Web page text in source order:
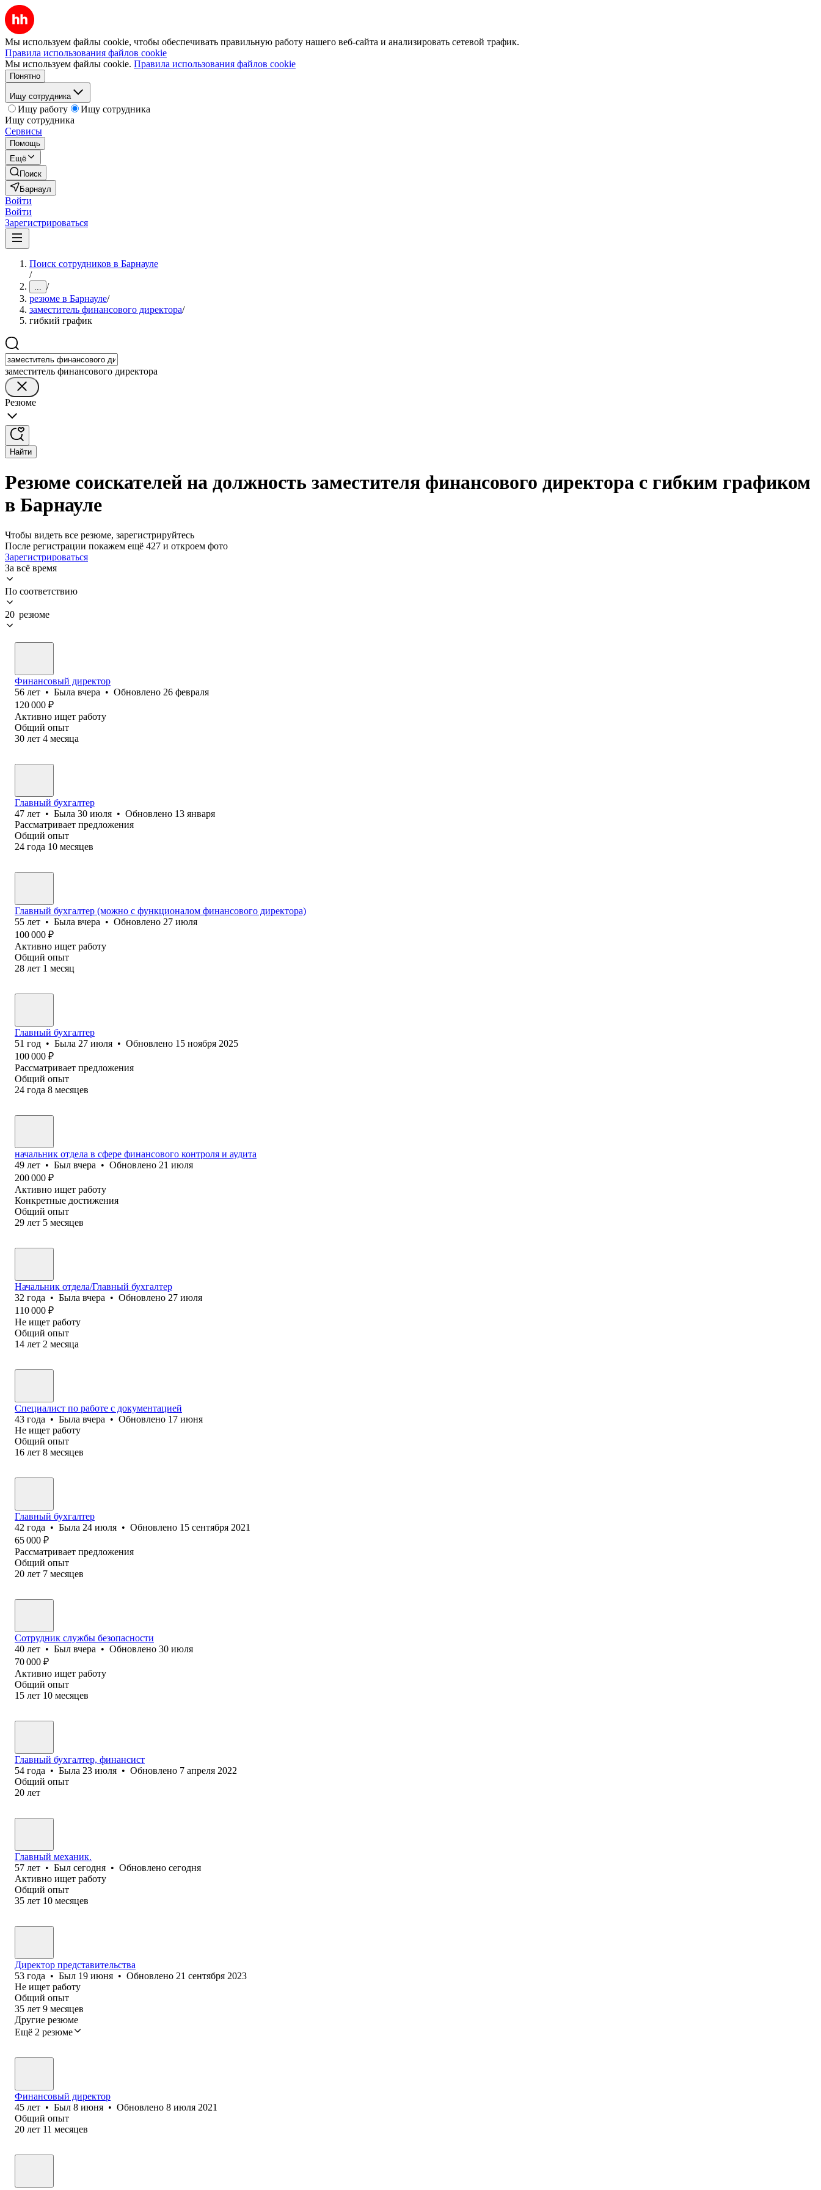
Мы используем файлы cookie, чтобы обеспечивать правильную работу нашего веб-сайта и анализировать сетевой трафик.
Правила использования файлов cookie
Мы используем файлы cookie. Правила использования файлов cookie
Понятно
Ищу сотрудника
Ищу работу
Ищу сотрудника
Ищу сотрудника
Сервисы
Помощь
Ещё
Поиск
Барнаул
Войти
Войти
Зарегистрироваться
Поиск сотрудников в Барнауле
/
... /
резюме в Барнауле/
заместитель финансового директора/
гибкий график
заместитель финансового директора
Резюме
Найти
Резюме соискателей на должность заместителя финансового директора с гибким графиком
в Барнауле
Чтобы видеть все резюме, зарегистрируйтесь
После регистрации покажем ещё 427 и откроем фото
Зарегистрироваться
За всё время
По соответствию
20 резюме
Финансовый директор
56 лет • Была вчера • Обновлено 26 февраля
120 000 ₽
Активно ищет работу
Общий опыт
30 лет 4 месяца
Главный бухгалтер
47 лет • Была 30 июля • Обновлено 13 января
Рассматривает предложения
Общий опыт
24 года 10 месяцев
Главный бухгалтер (можно с функционалом финансового директора)
55 лет • Была вчера • Обновлено 27 июля
100 000 ₽
Активно ищет работу
Общий опыт
28 лет 1 месяц
Главный бухгалтер
51 год • Была 27 июля • Обновлено 15 ноября 2025
100 000 ₽
Рассматривает предложения
Общий опыт
24 года 8 месяцев
начальник отдела в сфере финансового контроля и аудита
49 лет • Был вчера • Обновлено 21 июля
200 000 ₽
Активно ищет работу
Конкретные достижения
Общий опыт
29 лет 5 месяцев
Начальник отдела/Главный бухгалтер
32 года • Была вчера • Обновлено 27 июля
110 000 ₽
Не ищет работу
Общий опыт
14 лет 2 месяца
Специалист по работе с документацией
43 года • Была вчера • Обновлено 17 июня
Не ищет работу
Общий опыт
16 лет 8 месяцев
Главный бухгалтер
42 года • Была 24 июля • Обновлено 15 сентября 2021
65 000 ₽
Рассматривает предложения
Общий опыт
20 лет 7 месяцев
Сотрудник службы безопасности
40 лет • Был вчера • Обновлено 30 июля
70 000 ₽
Активно ищет работу
Общий опыт
15 лет 10 месяцев
Главный бухгалтер, финансист
54 года • Была 23 июля • Обновлено 7 апреля 2022
Общий опыт
20 лет
Главный механик.
57 лет • Был сегодня • Обновлено сегодня
Активно ищет работу
Общий опыт
35 лет 10 месяцев
Директор представительства
53 года • Был 19 июня • Обновлено 21 сентября 2023
Не ищет работу
Общий опыт
35 лет 9 месяцев
Другие резюме
Ещё 2 резюме
Финансовый директор
45 лет • Был 8 июня • Обновлено 8 июля 2021
Общий опыт
20 лет 11 месяцев